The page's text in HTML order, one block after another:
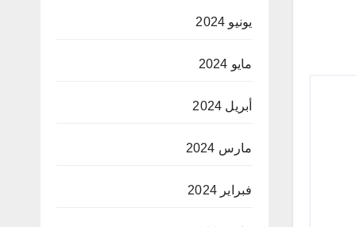
يونيو 2024
مايو 2024
أبريل 2024
مارس 2024
فبراير 2024